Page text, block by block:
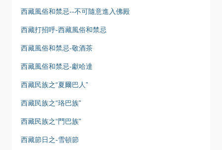
西藏風俗和禁忌--不可隨意進入佛殿
西藏打招呼-西藏風俗和禁忌
西藏風俗和禁忌-敬酒茶
西藏風俗和禁忌-獻哈達
西藏民族之“夏爾巴人”
西藏民族之“珞巴族”
西藏民族之“門巴族”
西藏節日之-雪頓節